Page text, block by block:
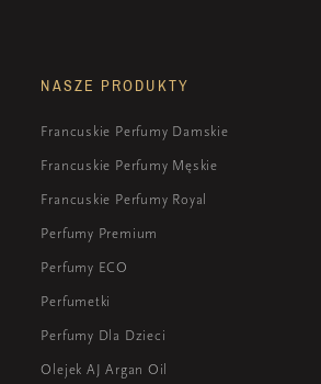
NASZE PRODUKTY
Francuskie Perfumy Damskie
Francuskie Perfumy Męskie
Francuskie Perfumy Royal
Perfumy Premium
Perfumy ECO
Perfumetki
Perfumy Dla Dzieci
Olejek AJ Argan Oil